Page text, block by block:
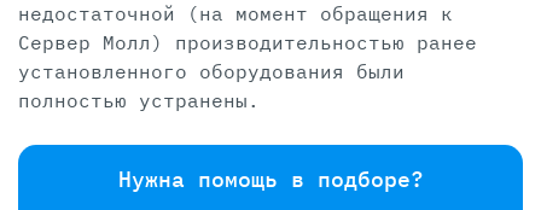
недостаточной (на момент обращения к
Сервер Молл) производительностью ранее
установленного оборудования были
полностью устранены.
Нужна помощь в подборе?